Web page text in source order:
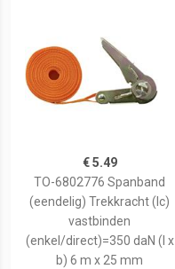
€ 5.49
TO-6802776 Spanband
(eendelig) Trekkracht (lc)
vastbinden
(enkel/direct)=350 daN (l x
b) 6 m x 25 mm